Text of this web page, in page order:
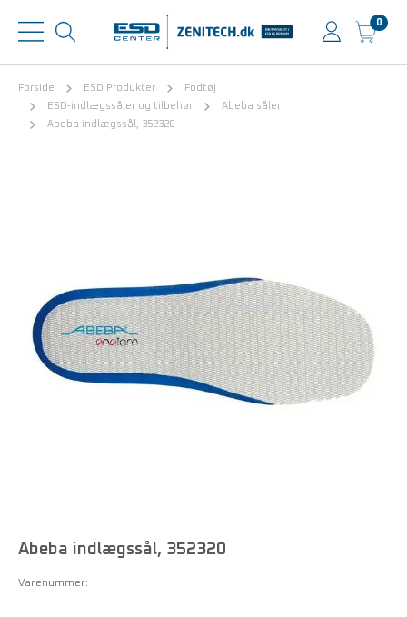
0
Forside ESD Produkter
Fodtøj
ESD-indlægssåler og tilbehør
Abeba såler
Abeba indlægssål, 352320
Abeba indlægssål, 352320
Varenummer: